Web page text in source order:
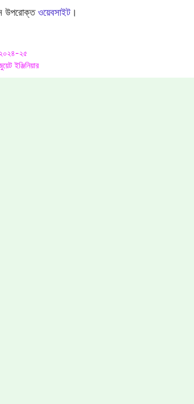
উপরোক্ত ওয়েবসাইট ।
২৫
ইঞ্জিনিয়ার